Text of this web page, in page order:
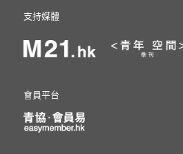
支持媒體
會員平台